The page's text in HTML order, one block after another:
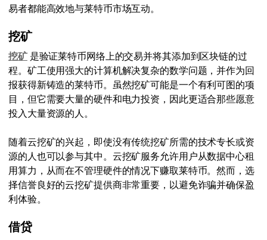
易者都能高效地与莱特币市场互动。
挖矿
挖矿是验证莱特币网络上的交易并将其添加到区块链的过
程。矿工使用强大的计算机解决复杂的数学问题，并作为回
报获得新铸造的莱特币。虽然挖矿可能是一个有利可图的项
目，但它需要大量的硬件和电力投资，因此更适合那些愿意
投入大量资源的人。
随着云挖矿的兴起，即使没有传统挖矿所需的技术专长或资
源的人也可以参与其中。云挖矿服务允许用户从数据中心租
用算力，从而在不管理硬件的情况下赚取莱特币。然而，选
择信誉良好的云挖矿提供商非常重要，以避免诈骗并确保盈
利体验。
借贷